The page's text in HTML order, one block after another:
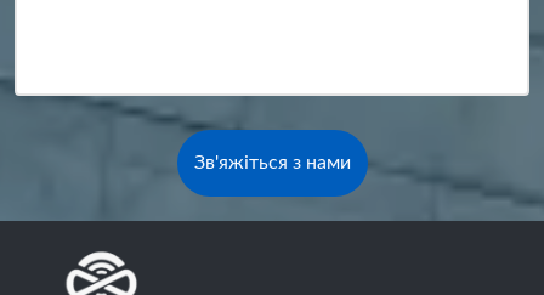
Зв'яжіться з нами